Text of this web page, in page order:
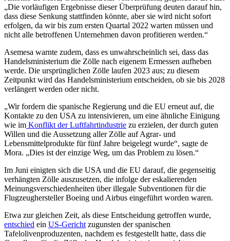
„Die vorläufigen Ergebnisse dieser Überprüfung deuten darauf hin,
dass diese Senkung stattfinden könnte, aber sie wird nicht sofort
erfolgen, da wir bis zum ersten Quartal 2022 warten müssen und
nicht alle betroffenen Unternehmen davon profitieren werden.“
Asemesa warnte zudem, dass es unwahrscheinlich sei, dass das
Handelsministerium die Zölle nach eigenem Ermessen aufheben
werde. Die ursprünglichen Zölle laufen 2023 aus; zu diesem
Zeitpunkt wird das Handelsministerium entscheiden, ob sie bis 2028
verlängert werden oder nicht.
„Wir fordern die spanische Regierung und die EU erneut auf, die
Kontakte zu den USA zu intensivieren, um eine ähnliche Einigung
wie im Konflikt der Luftfahrtindustrie zu erzielen, der durch guten
Willen und die Aussetzung aller Zölle auf Agrar- und
Lebensmittelprodukte für fünf Jahre beigelegt wurde“, sagte de
Mora. „Dies ist der einzige Weg, um das Problem zu lösen.“
Im Juni einigten sich die USA und die EU darauf, die gegenseitig
verhängten Zölle auszusetzen, die infolge der eskalierenden
Meinungsverschiedenheiten über illegale Subventionen für die
Flugzeughersteller Boeing und Airbus eingeführt worden waren.
Etwa zur gleichen Zeit, als diese Entscheidung getroffen wurde,
entschied ein US-Gericht zugunsten der spanischen
Tafelolivenproduzenten, nachdem es festgestellt hatte, dass die